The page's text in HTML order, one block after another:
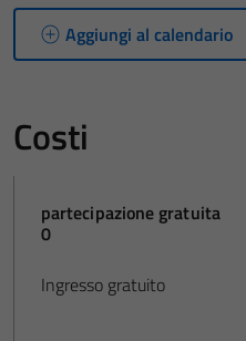
Aggiungi al calendario
Costi
partecipazione gratuita
0
Ingresso gratuito